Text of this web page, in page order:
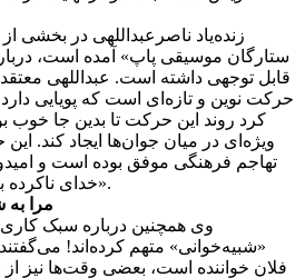
زنده‌یاد ناصرعبداللهی در بخشی
ستارگان موسیقی پاپ» آمده است،
قابل توجهی داشته است. عبداللهی
حرکت نوین و تازه‌ای است که پویایی
کرد روند این حرکت تا بدین جا خوب
ویژه‌ای در میان جوان‌ها ایجاد کند.
تهاجم فرهنگی موفق بوده است و
خدای ناکرده به حرکتی نزولی بدل نشود».
* مرا
وی همچنین درباره سبک
«شبیه‌خوانی» متهم کرده‌اند!
فلان خواننده است، بعضی وقت‌ها نیز از